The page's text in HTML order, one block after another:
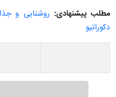
مطلب پیشنهادی: روشنایی و
دکوراتیو